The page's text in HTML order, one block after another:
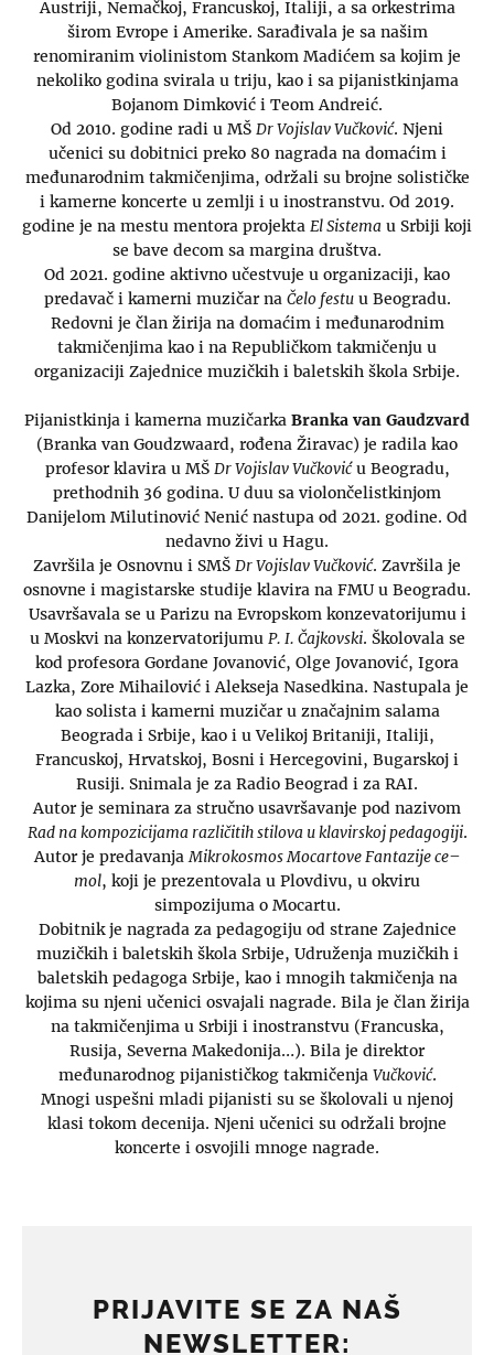
Austriji, Nemačkoj, Francuskoj, Italiji, a sa orkestrima
širom Evrope i Amerike. Sarađivala je sa našim
renomiranim violinistom Stankom Madićem sa kojim je
nekoliko godina svirala u triju, kao i sa pijanistkinjama
Bojanom Dimković i Teom Andreić.
Od 2010. godine radi u MŠ Dr Vojislav Vučković. Njeni
učenici su dobitnici preko 80 nagrada na domaćim i
međunarodnim takmičenjima, održali su brojne solističke
i kamerne koncerte u zemlji i u inostranstvu. Od 2019.
godine je na mestu mentora projekta El Sistema u Srbiji koji
se bave decom sa margina društva.
Od 2021. godine aktivno učestvuje u organizaciji, kao
predavač i kamerni muzičar na Čelo festuu Beogradu.
Redovni je član žirija na domaćim i međunarodnim
takmičenjima kao i na Republičkom takmičenju u
organizaciji Zajednice muzičkih i baletskih škola Srbije.
Pijanistkinja i kamerna muzičarka Branka van Gaudzvard
(Branka van Goudzwaard, rođena Žiravac) je radila kao
profesor klavira u MŠ Dr Vojislav Vučkoviću Beogradu,
prethodnih 36 godina. U duu sa violončelistkinjom
Danijelom Milutinović Nenić nastupa od 2021. godine. Od
nedavno živi u Hagu.
Završila je Osnovnu i SMŠ Dr Vojislav Vučković. Završila je
osnovne i magistarske studije klavira na FMU u Beogradu.
Usavršavala se u Parizu na Evropskom konzevatorijumu i
u Moskvi na konzervatorijumu P. I. Čajkovski. Školovala se
kod profesora Gordane Jovanović, Olge Jovanović, Igora
Lazka, Zore Mihailović i Alekseja Nasedkina. Nastupala je
kao solista i kamerni muzičar u značajnim salama
Beograda i Srbije, kao i u Velikoj Britaniji, Italiji,
Francuskoj, Hrvatskoj, Bosni i Hercegovini, Bugarskoj i
Rusiji. Snimala je za Radio Beograd i za RAI.
Autor je seminara za stručno usavršavanje pod nazivom
Rad na kompozicijama različitih stilova u klavirskoj pedagogiji.
Autor je predavanjaMikrokosmos Mocartove Fantazije ce–
mol, koji je prezentovala u Plovdivu, u okviru
simpozijuma o Mocartu.
Dobitnik je nagrada za pedagogiju od strane Zajednice
muzičkih i baletskih škola Srbije, Udruženja muzičkih i
baletskih pedagoga Srbije, kao i mnogih takmičenja na
kojima su njeni učenici osvajali nagrade. Bila je član žirija
na takmičenjima u Srbiji i inostranstvu (Francuska,
Rusija, Severna Makedonija…). Bila je direktor
međunarodnog pijanističkog takmičenja Vučković.
Mnogi uspešni mladi pijanisti su se školovali u njenoj
klasi tokom decenija. Njeni učenici su održali brojne
koncerte i osvojili mnoge nagrade.
PRIJAVITE SE ZA NAŠ
NEWSLETTER: